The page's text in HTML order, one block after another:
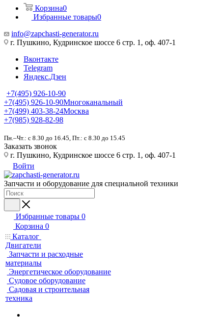
Корзина0
Избранные товары0
info@zapchasti-generator.ru
г. Пушкино, Кудринское шоссе 6 стр. 1, оф. 407-1
Вконтакте
Telegram
Яндекс.Дзен
+7(495) 926-10-90
+7(495) 926-10-90Многоканальный
+7(499) 403-38-24Москва
+7(985) 928-82-98
Пн.–Чт.: с 8.30 до 16.45, Пт.: с 8.30 до 15.45
Заказать звонок
г. Пушкино, Кудринское шоссе 6 стр. 1, оф. 407-1
Войти
Запчасти и оборудование для специальной техники
Избранные товары 0
Корзина 0
Каталог
Двигатели
Запчасти и расходные
материалы
Энергетическое оборудование
Судовое оборудование
Садовая и строительная
техника